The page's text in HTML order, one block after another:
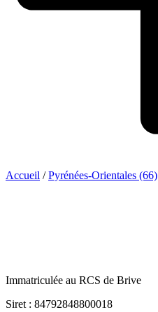
Accueil / Pyrénées-Orientales (66)
Immatriculée au RCS de Brive
Siret : 84792848800018